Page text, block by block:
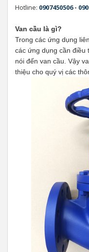
Hotline: 0907450506-
Van cầu là gì?
Trong các ứng dụng
các ứng dụng cần
nói đến van cầu. Vậy
thiệu cho quý vị các